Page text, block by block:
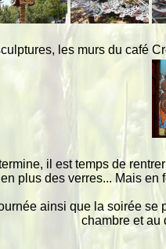
les murs du café
il est temps de
plus des verres... Mais
ainsi que la soirée
chambre et au